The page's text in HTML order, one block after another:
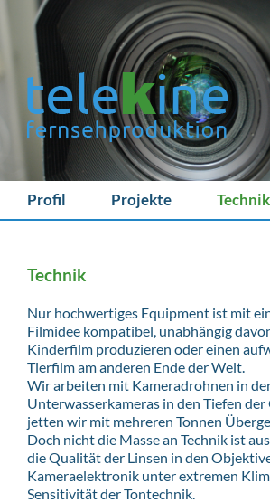
Profil Projekte Technik
Technik
Nur hochwertiges Equipment ist mit
Filmidee kompatibel, unabhängig
Kinderfilm produzieren oder einen
Tierfilm am anderen Ende der Welt.
Wir arbeiten mit Kameradrohnen in
Unterwasserkameras in den Tiefen
jetten wir mit mehreren Tonnen
Doch nicht die Masse an Technik ist
die Qualität der Linsen in den
Kameraelektronik unter extremen
Sensitivität der Tontechnik.